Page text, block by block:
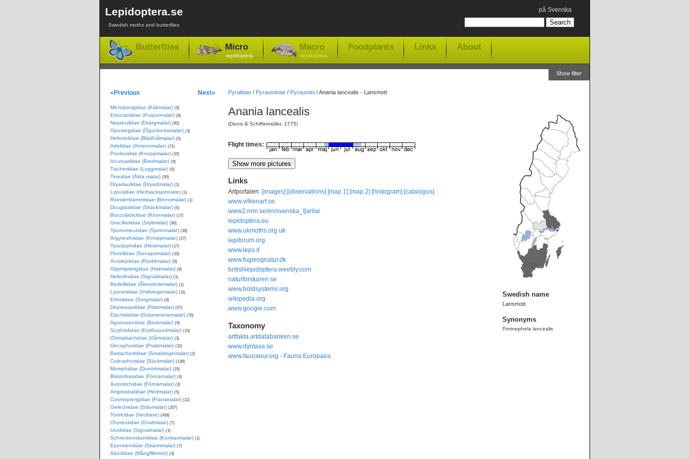
Lepidoptera.se
Swedish moths and butterflies
på Svenska
Butterflies Micro
-lepidoptera
Macro
-lepidoptera
Foodplants Links About
Show filter
Pyralidae/ Pyraustinae/ Pyraustini/Anania lancealis - Lansmott
Anania lancealis
(Denis & Schiffermüller, 1775)
Flight times:
Links
Artportalen: [images] [observations] [map 1] [map 2] [histogram] [catalogus]
www.vilkenart.se
www2.nrm.se/en/svenska_fjarilar
lepidoptera.eu
www.ukmoths.org.uk
lepiforum.org
www.leps.it
www.fugleognatur.dk
britishlepidoptera.weebly.com
naturforskaren.se
www.boldsystems.org
wikipedia.org
www.google.com
Taxonomy
artfakta.artdatabanken.se
www.dyntaxa.se
www.faunaeur.org - Fauna Europaea
Swedish name
Lansmott
Synonyms
Perinephela lancealis
«Previous Next»
Micropterigidae (Käkmalar) (5)
Eriocraniidae (Purpurmalar) (8)
Nepticulidae (Dvärgmalar) (92)
Opostegidae (Ögonlocksmalar) (3)
Heliozelidae (Bladhålmalar) (5)
Adelidae (Antennmalar) (21)
Prodoxidae (Knoppmalar) (10)
Incurvariidae (Bredmalar) (9)
Tischeriidae (Luggmalar) (6)
Tineidae (Äkta malar) (55)
Dryadaulidae (Dryadmalar) (1)
Lypusidae (Hedsäckspinnare) (1)
Roeslerstammiidae (Bronsmalar) (1)
Douglasiidae (Skäckmalar) (5)
Bucculatricidae (Kronmalar) (17)
Gracillariidae (Styltmalar) (90)
Yponomeutidae (Spinnmalar) (30)
Argyresthiidae (Knoppmalar) (27)
Ypsolophidae (Höstmalar) (17)
Plutellidae (Senapsmalar) (10)
Acrolepiidae (Kluddmalar) (6)
Glyphipterigidae (Hakmalar) (8)
Heliodinidae (Signalmalar) (1)
Bedelliidae (Åkervindemalar) (1)
Lyonetiidae (Vridvingemalar) (11)
Ethmiidae (Sorgmalar) (6)
Depressariidae (Plattmalar) (57)
Elachistidae (Gräsminerarmalar) (70)
Agonoxenidae (Brokmalar) (9)
Scythrididae (Korthuvudmalar) (15)
Chimabachidae (Vårmalar) (3)
Oecophoridae (Praktmalar) (32)
Batrachedridae (Smalvingemalar) (2)
Coleophoridae (Säckmalar) (139)
Momphidae (Dunörtmalar) (15)
Blastobasidae (Förnamalar) (4)
Autostichidae (Förnamalar) (3)
Amphisbatidae (Hedmalar) (5)
Cosmopterigidae (Fransmalar) (12)
Gelechiidae (Stävmalar) (207)
Tortricidae (Vecklare) (439)
Choreutidae (Gnidmalar) (7)
Urodidae (Signalmalar) (1)
Schreckensteiniidae (Konkavmalar) (1)
Epermeniidae (Skärmmalar) (7)
Alucitidae (Mångflikmott) (3)